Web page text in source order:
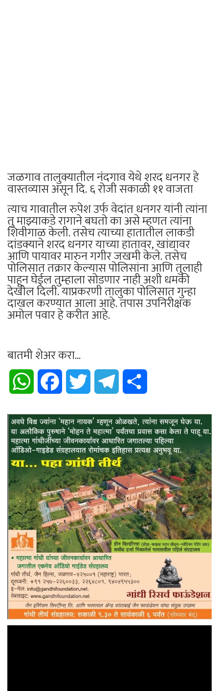
जळगाव तालुक्यातील नंदगाव येथे शरद धनगर हे
वास्तव्यास असून दि. ६ रोजी सकाळी ११ वाजता
त्याच गावातील रुपेश उर्फ वेदांत धनगर यांनी त्यांना
तु माझ्याकडे रागाने बघतो का असे म्हणत त्यांना
शिवीगाळ केली. तसेच त्याच्या हातातील लाकडी
दांडक्याने शरद धनगर याच्या हातावर, खांद्यावर
आणि पायावर मारुन गगीर जखमी केले. तसेच
पोलिसात तक्रार केल्यास पोलिसांना आणि तुलाही
पाहून घेईल तुम्हाला सोडणार नाही अशी धमकी
देखील दिली. याप्रकरणी तालुका पोलिसात गुन्हा
दाखल करण्यात आला आहे. तपास उपनिरीक्षक
अमोल पवार हे करीत आहे.
बातमी शेअर करा...
WhatsApp Facebook Twitter Telegram